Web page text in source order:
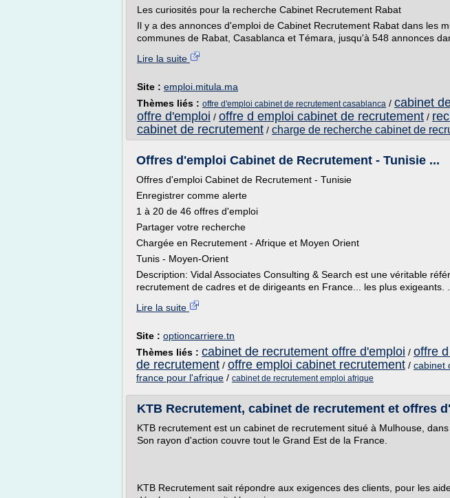
Les curiosités pour la recherche Cabinet Recrutement Rabat
Il y a des annonces d'emploi de Cabinet Recrutement Rabat dans les
communes de Rabat, Casablanca et Témara, jusqu'à 548 annonces
Lire la suite
Site : emploi.mitula.ma
Thèmes liés : offre d'emploi cabinet de recrutement casablanca / cabinet
offre d'emploi / offre d emploi cabinet de recrutement /
cabinet de recrutement / charge de recherche cabinet de
Offres d'emploi Cabinet de Recrutement - Tunisie ...
Offres d'emploi Cabinet de Recrutement - Tunisie
Enregistrer comme alerte
1 à 20 de 46 offres d'emploi
Partager votre recherche
Chargée en Recrutement - Afrique et Moyen Orient
Tunis - Moyen-Orient
Description: Vidal Associates Consulting & Search est une véritable
recrutement de cadres et de dirigeants en France... les plus exigeants. ...
Lire la suite
Site : optioncarriere.tn
Thèmes liés : cabinet de recrutement offre d'emploi / offre
de recrutement / offre emploi cabinet recrutement / cabinet
france pour l'afrique / cabinet de recrutement emploi afrique
KTB Recrutement, cabinet de recrutement et offres
KTB recrutement est un cabinet de recrutement situé à Mulhouse, dans
Son rayon d'action couvre tout le Grand Est de la France.
KTB Recrutement sait répondre aux exigences des clients, pour les